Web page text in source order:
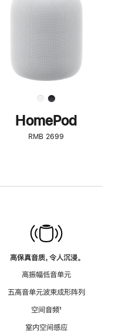
了
解
HomePod<
HomePod
RMB 2699
高保真音质，令人沉浸。
高振幅低音单元
五高音单元波束成形阵列
空间音频脚
¹
室内空间感应